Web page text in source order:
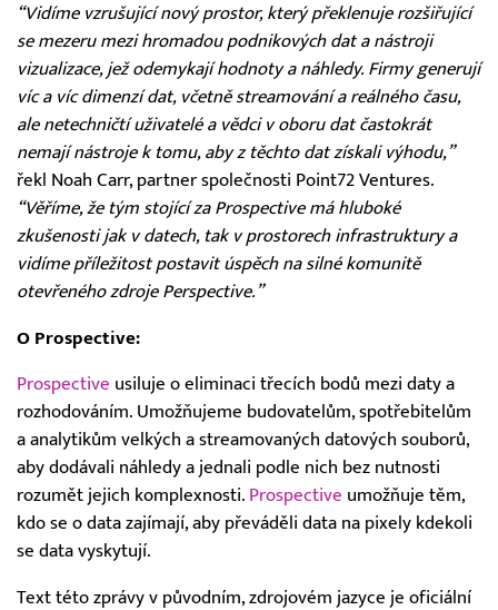
“Vidíme vzrušující nový prostor, který překlenuje rozšiřující
se mezeru mezi hromadou podnikových dat a nástroji
vizualizace, jež odemykají hodnoty a náhledy. Firmy generují
víc a víc dimenzí dat, včetně streamování a reálného času,
ale netechničtí uživatelé a vědci v oboru dat častokrát
nemají nástroje k tomu, aby z těchto dat získali výhodu,”
řekl Noah Carr, partner společnosti Point72 Ventures.
“Věříme, že tým stojící za Prospective má hluboké
zkušenosti jak v datech, tak v prostorech infrastruktury a
vidíme příležitost postavit úspěch na silné komunitě
otevřeného zdroje Perspective.”
O Prospective:
Prospective usiluje o eliminaci třecích bodů mezi daty a
rozhodováním. Umožňujeme budovatelům, spotřebitelům
a analytikům velkých a streamovaných datových souborů,
aby dodávali náhledy a jednali podle nich bez nutnosti
rozumět jejich komplexnosti. Prospective umožňuje těm,
kdo se o data zajímají, aby převáděli data na pixely kdekoli
se data vyskytují.
Text této zprávy v původním, zdrojovém jazyce je oficiální